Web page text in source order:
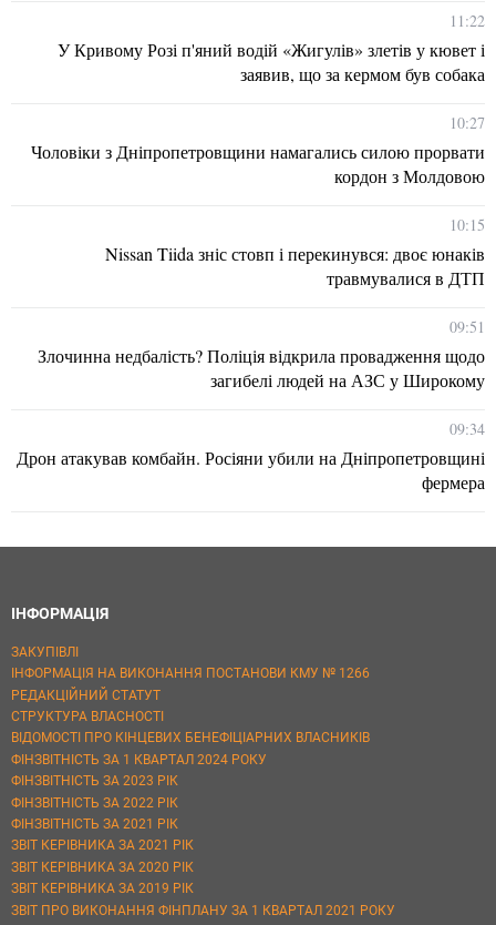
11:22
У Кривому Розі п'яний водій «Жигулів» злетів у кювет і
заявив, що за кермом був собака
10:27
Чоловіки з Дніпропетровщини намагались силою прорвати
кордон з Молдовою
10:15
Nissan Tiida зніс стовп і перекинувся: двоє юнаків
травмувалися в ДТП
09:51
Злочинна недбалість? Поліція відкрила провадження щодо
загибелі людей на АЗС у Широкому
09:34
Дрон атакував комбайн. Росіяни убили на Дніпропетровщині
фермера
ІНФОРМАЦІЯ
ЗАКУПІВЛІ
ІНФОРМАЦІЯ НА ВИКОНАННЯ ПОСТАНОВИ КМУ № 1266
РЕДАКЦІЙНИЙ СТАТУТ
СТРУКТУРА ВЛАСНОСТІ
ВІДОМОСТІ ПРО КІНЦЕВИХ БЕНЕФІЦІАРНИХ ВЛАСНИКІВ
ФІНЗВІТНІСТЬ ЗА 1 КВАРТАЛ 2024 РОКУ
ФІНЗВІТНІСТЬ ЗА 2023 РІК
ФІНЗВІТНІСТЬ ЗА 2022 РІК
ФІНЗВІТНІСТЬ ЗА 2021 РІК
ЗВІТ КЕРІВНИКА ЗА 2021 РІК
ЗВІТ КЕРІВНИКА ЗА 2020 РІК
ЗВІТ КЕРІВНИКА ЗА 2019 РІК
ЗВІТ ПРО ВИКОНАННЯ ФІНПЛАНУ ЗА 1 КВАРТАЛ 2021 РОКУ